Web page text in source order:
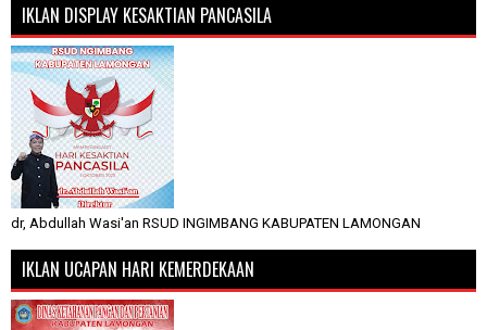
IKLAN DISPLAY KESAKTIAN PANCASILA
dr, Abdullah Wasi'an RSUD INGIMBANG KABUPATEN LAMONGAN
IKLAN UCAPAN HARI KEMERDEKAAN